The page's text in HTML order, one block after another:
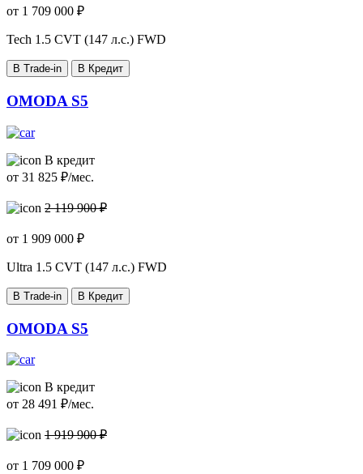
от 1 709 000 ₽
Tech 1.5 CVT (147 л.с.) FWD
В Trade-in В Кредит
OMODA S5
В кредит
от 31 825 ₽/мес.
2 119 900 ₽
от 1 909 000 ₽
Ultra 1.5 CVT (147 л.с.) FWD
В Trade-in В Кредит
OMODA S5
В кредит
от 28 491 ₽/мес.
1 919 900 ₽
от 1 709 000 ₽